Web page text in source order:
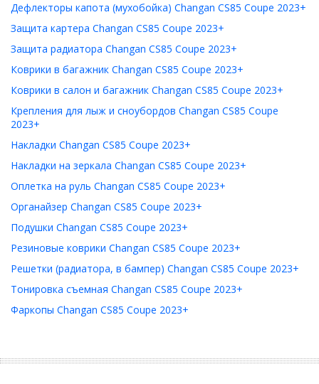
Дефлекторы капота (мухобойка) Changan CS85 Coupe 2023+
Защита картера Changan CS85 Coupe 2023+
Защита радиатора Changan CS85 Coupe 2023+
Коврики в багажник Changan CS85 Coupe 2023+
Коврики в салон и багажник Changan CS85 Coupe 2023+
Крепления для лыж и сноубордов Changan CS85 Coupe
2023+
Накладки Changan CS85 Coupe 2023+
Накладки на зеркала Changan CS85 Coupe 2023+
Оплетка на руль Changan CS85 Coupe 2023+
Органайзер Changan CS85 Coupe 2023+
Подушки Changan CS85 Coupe 2023+
Резиновые коврики Changan CS85 Coupe 2023+
Решетки (радиатора, в бампер) Changan CS85 Coupe 2023+
Тонировка съемная Changan CS85 Coupe 2023+
Фаркопы Changan CS85 Coupe 2023+